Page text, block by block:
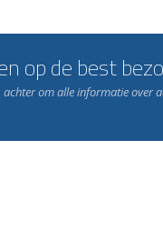
op de best
achter om alle informatie over